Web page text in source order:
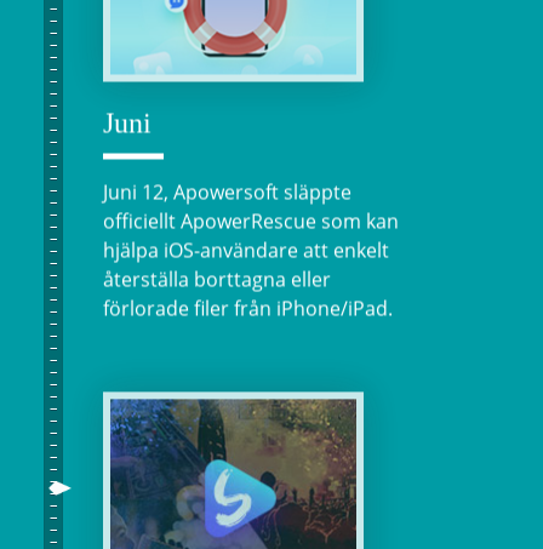
Juni
Juni 12, Apowersoft släppte
officiellt ApowerRescue som kan
hjälpa iOS-användare att enkelt
återställa borttagna eller
förlorade filer från iPhone/iPad.